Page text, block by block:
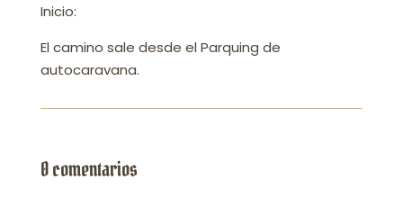
Inicio:
El camino sale desde el Parquing de
autocaravana.
0 comentarios